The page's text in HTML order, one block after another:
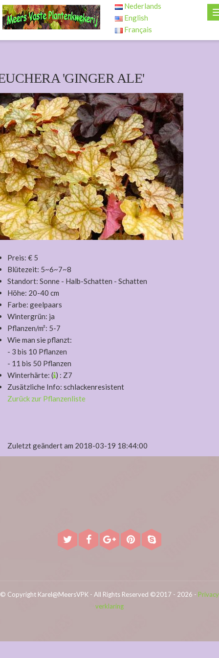
Nederlands
English
Français
'GINGER ALE'
Preis: € 5
Blütezeit: 5~6~7~8
Standort: Sonne - Halb-Schatten - Schatten
Höhe: 20-40 cm
Farbe: geelpaars
Wintergrün: ja
Pflanzen/m²: 5-7
Wie man sie pflanzt:
- 3 bis 10 Pflanzen
- 11 bis 50 Pflanzen
Winterhärte: ( ) : Z7
Zusätzliche Info: schlackenresistent
Zurück zur Pflanzenliste
Zuletzt geändert am 2018-03-19 18:44:00
© Copyright Karel@MeersVPK - All Rights Reserved ©2017 - 2026 - Privacy
verklaring